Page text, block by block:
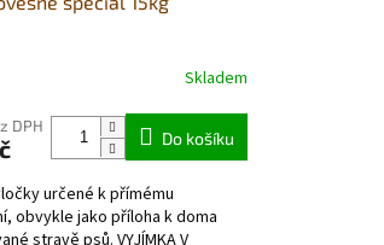
Skladem
DPH
Do košíku
určené k přímému
obvykle jako příloha k doma